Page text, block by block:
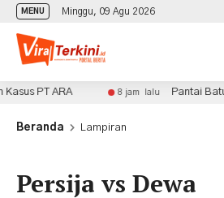
MENU Minggu, 09 Agu 2026
PT ARA 8 jam lalu Pantai
Beranda Lampiran
Persija vs Dewa